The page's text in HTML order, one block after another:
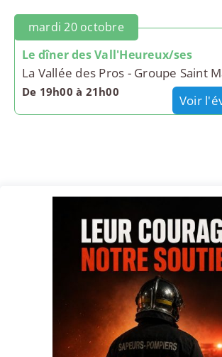
mardi 20 octobre
Le dîner des Vall'Heureux/ses
La Vallée des Pros - Groupe Saint
De 19h00 à 21h00
Voir